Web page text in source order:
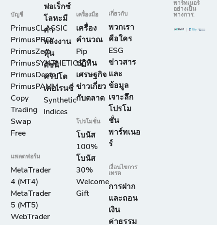
บัญชี
PrimusCLASSIC
PrimusPRO
PrimusZero
PrimusSYNTHETICS
PrimusDemo
PrimusPAMM
Copy
Trading
Swap
Free
แพลตฟอร์ม
MetaTrader
4 (MT4)
MetaTrader
5 (MT5)
WebTrader
ฟอเร็กซ์
โลหะมี
ค่า
พลังงาน
หุ้น
ดัชนี
คริปโต
เคอเรนซี่
Synthetic
Indices
เครื่องมือ
เครื่อง
คำนวณ
Pip
ปฏิทิน
เศรษฐกิจ
ข่าวเกี่ยว
กับตลาด
โปรโมชั่น
โบนัส
100%
โบนัส
30%
Welcome
Gift
เกี่ยวกับ
พวกเรา
คือใคร
ESG
ข่าวสาร
และ
ข้อมูล
เจาะลึก
โปรโม
ชั่น
พาร์ทเนอ
ร์
เงื่อนไขการ
เทรด
การฝาก
และถอน
เงิน
ค่าธรรม
พาร์ทเนอร์
อย่างเป็น
ทางการ: